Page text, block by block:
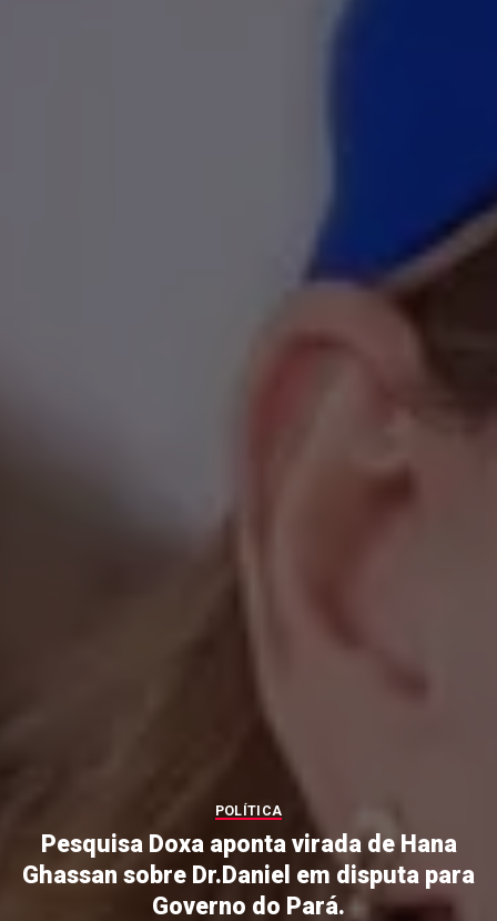
POLÍTICA
Pesquisa Doxa aponta virada de Hana
Ghassan sobre Dr.Daniel em disputa para
Governo do Pará.